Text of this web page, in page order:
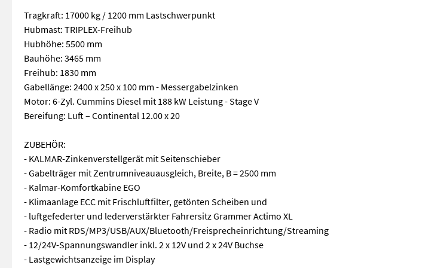
Tragkraft: 17000 kg / 1200 mm Lastschwerpunkt
Hubmast: TRIPLEX-Freihub
Hubhöhe: 5500 mm
Bauhöhe: 3465 mm
Freihub: 1830 mm
Gabellänge: 2400 x 250 x 100 mm - Messergabelzinken
Motor: 6-Zyl. Cummins Diesel mit 188 kW Leistung - Stage V
Bereifung: Luft – Continental 12.00 x 20
ZUBEHÖR:
- KALMAR-Zinkenverstellgerät mit Seitenschieber
- Gabelträger mit Zentrumniveauausgleich, Breite, B = 2500 mm
- Kalmar-Komfortkabine EGO
- Klimaanlage ECC mit Frischluftfilter, getönten Scheiben und
- luftgefederter und lederverstärkter Fahrersitz Grammer Actimo XL
- Radio mit RDS/MP3/USB/AUX/Bluetooth/Freisprecheinrichtung/Streaming
- 12/24V-Spannungswandler inkl. 2 x 12V und 2 x 24V Buchse
- Lastgewichtsanzeige im Display